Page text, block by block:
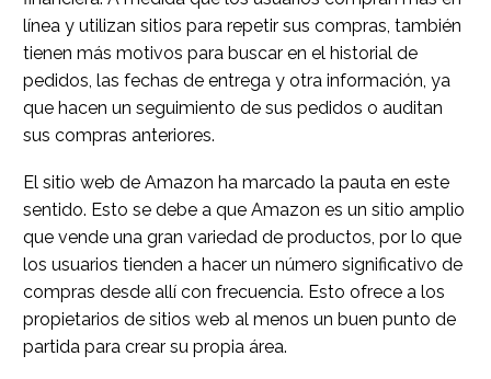
línea y utilizan sitios para repetir sus compras, también
tienen más motivos para buscar en el historial de
pedidos, las fechas de entrega y otra información, ya
que hacen un seguimiento de sus pedidos o auditan
sus compras anteriores.
El sitio web de Amazon ha marcado la pauta en este
sentido. Esto se debe a que Amazon es un sitio amplio
que vende una gran variedad de productos, por lo que
los usuarios tienden a hacer un número significativo de
compras desde allí con frecuencia. Esto ofrece a los
propietarios de sitios web al menos un buen punto de
partida para crear su propia área.